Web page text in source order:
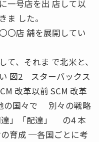
一号店を出 店して以
ま した。
〇店 舗を展開してい
、それま で北米と、
図2 スターバックス
改革以前 SCM 改革
の国々で 別々の戦略
達」「配達」 の4 本
育成 ─各国ごとに考